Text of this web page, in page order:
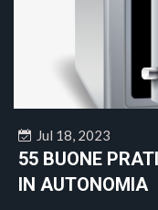
Jul 18, 2023
55 BUONE
IN AUTONOMIA